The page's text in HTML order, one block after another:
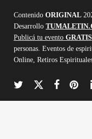
Contenido ORIGINAL
Desarrollo
Publicá tu evento GRATIS
personas. Eventos de
Online, Retiros
twitter
x-
facebookpinterest